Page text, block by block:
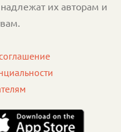
их авторам и